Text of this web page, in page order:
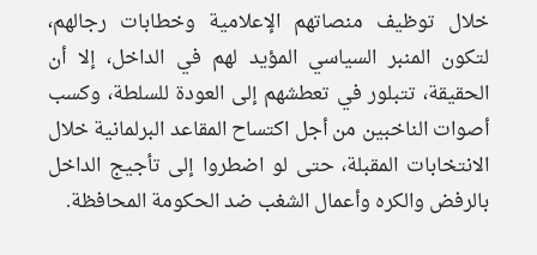
خلال توظيف منصاتهم الإعلامية وخطابات رجالهم،
لتكون المنبر السياسي المؤيد لهم في الداخل، إلا أن
الحقيقة، تتبلور في تعطشهم إلى العودة للسلطة، وكسب
أصوات الناخبين من أجل اكتساح المقاعد البرلمانية خلال
الانتخابات المقبلة، حتى لو اضطروا إلى تأجيج الداخل
بالرفض والكره وأعمال الشغب ضد الحكومة المحافظة.